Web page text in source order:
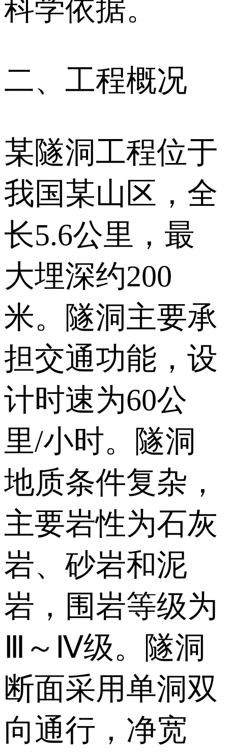
科学依据。
二、工程概况
某隧洞工程位于
我国某山区，全
长5.6公里，最
大埋深约200
米。隧洞主要承
担交通功能，设
计时速为60公
里/小时。隧洞
地质条件复杂，
主要岩性为石灰
岩、砂岩和泥
岩，围岩等级为
Ⅲ～Ⅳ级。隧洞
断面采用单洞双
向通行，净宽